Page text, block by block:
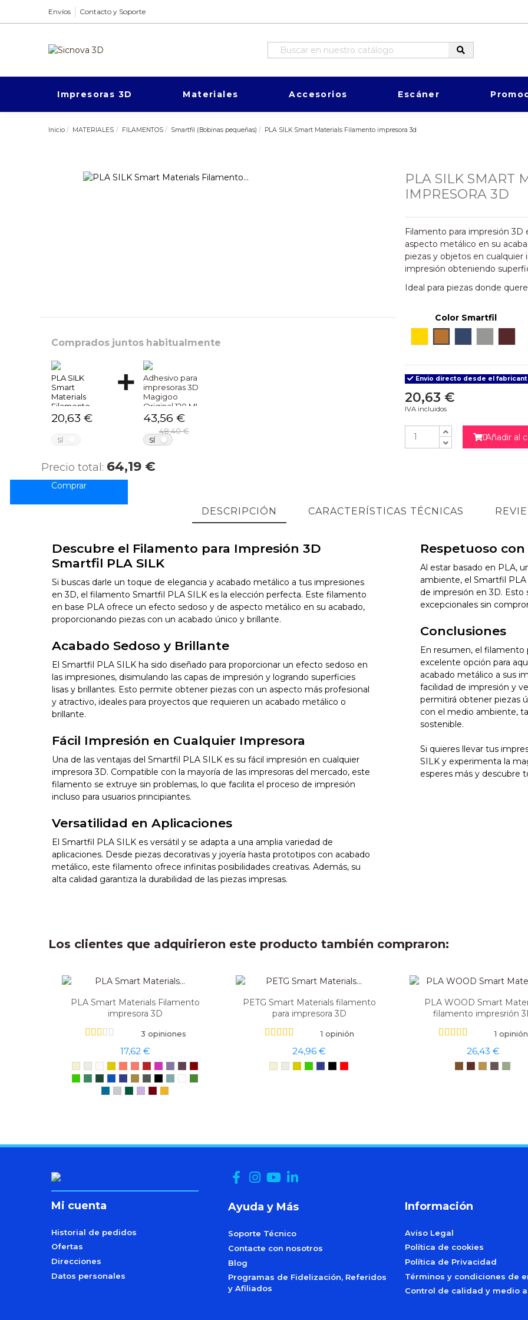
Envíos Contacto y Soporte
Impresoras 3D Materiales Accesorios Escáner
Inicio MATERIALES FILAMENTOS Smartfil (Bobinas pequeñas) PLA SILK Smart Materials Filamento impresora 3d
PLA SILK SMART
IMPRESORA 3D
Filamento para impresión
aspecto metálico en su
piezas y objetos en cualquier
impresión obteniendo
Ideal para piezas donde
Color Smartfil
Envio directo desde el
20,63 €
IVA incluidos

Añadir al
Comprados juntos habitualmente
PLA SILK
Smart
Materials
Filamento
impresora 3d
20,63 €
SÍ
Adhesivo para
impresoras 3D
Magigoo
Original 120 ML
43,56 €
48,40 €
SÍ
Precio total: 64,19 €
DESCRIPCIÓN CARACTERÍSTICAS TÉCNICAS
Descubre el Filamento para Impresión 3D
Smartfil PLA SILK
Si buscas darle un toque de elegancia y acabado metálico a tus impresiones
en 3D, el filamento Smartfil PLA SILK es la elección perfecta. Este filamento
en base PLA ofrece un efecto sedoso y de aspecto metálico en su acabado,
proporcionando piezas con un acabado único y brillante.
Acabado Sedoso y Brillante
El Smartfil PLA SILK ha sido diseñado para proporcionar un efecto sedoso en
las impresiones, disimulando las capas de impresión y logrando superficies
lisas y brillantes. Esto permite obtener piezas con un aspecto más profesional
y atractivo, ideales para proyectos que requieren un acabado metálico o
brillante.
Fácil Impresión en Cualquier Impresora
Una de las ventajas del Smartfil PLA SILK es su fácil impresión en cualquier
impresora 3D. Compatible con la mayoría de las impresoras del mercado, este
filamento se extruye sin problemas, lo que facilita el proceso de impresión
incluso para usuarios principiantes.
Versatilidad en Aplicaciones
El Smartfil PLA SILK es versátil y se adapta a una amplia variedad de
aplicaciones. Desde piezas decorativas y joyería hasta prototipos con acabado
metálico, este filamento ofrece infinitas posibilidades creativas. Además, su
alta calidad garantiza la durabilidad de las piezas impresas.
Respetuoso
Al estar basado en PLA,
ambiente, el Smartfil
de impresión en 3D.
excepcionales sin
Conclusiones
En resumen, el filamento
excelente opción para
acabado metálico a sus
facilidad de impresión y
permitirá obtener piezas
con el medio ambiente,
sostenible.
Si quieres llevar tus
SILK y experimenta la
esperes más y descubre
Los clientes que adquirieron este producto también compraron:
PLA Smart Materials Filamento
impresora 3D
3 opiniones
17,62 €
PETG Smart Materials filamento
para impresora 3D
1 opinión
24,96 €
PLA WOOD Smart
filamento impresrión
1 opinión
26,43 €
Mi cuenta
Historial de pedidos
Ofertas
Direcciones
Datos personales
Ayuda y Más
Soporte Técnico
Contacte con nosotros
Blog
Programas de Fidelización, Referidos
y Afiliados
Información
Aviso Legal
Política de cookies
Política de Privacidad
Términos y condiciones de
Control de calidad y medio